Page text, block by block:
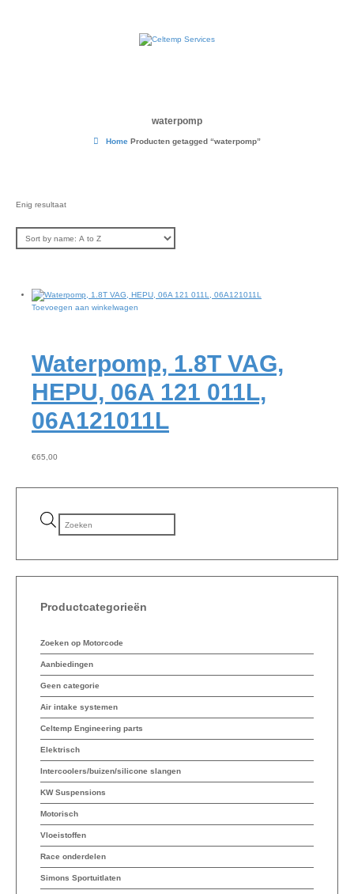
waterpomp
Home Producten getagged “waterpomp”
Enig resultaat
Toevoegen aan winkelwagen
Waterpomp, 1.8T VAG,
HEPU, 06A 121 011L,
06A121011L
€65,00
Producten zoeken
Productcategorieën
Zoeken op Motorcode
Aanbiedingen
Geen categorie
Air intake systemen
Celtemp Engineering parts
Elektrisch
Intercoolers/buizen/silicone slangen
KW Suspensions
Motorisch
Vloeistoffen
Race onderdelen
Simons Sportuitlaten